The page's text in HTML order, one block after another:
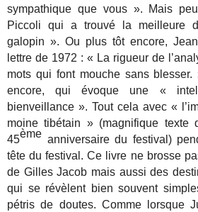
sympathique que vous ». Mais
Piccoli qui a trouvé la meilleure
galopin ». Ou plus tôt encore,
lettre de 1972 : « La rigueur de
mots qui font mouche sans
encore, qui évoque une «
bienveillance ». Tout cela avec «
moine tibétain » (magnifique texte
45ème anniversaire du festival)
tête du festival. Ce livre ne brosse
de Gilles Jacob mais aussi des
qui se révèlent bien souvent
pétris de doutes. Comme lorsque